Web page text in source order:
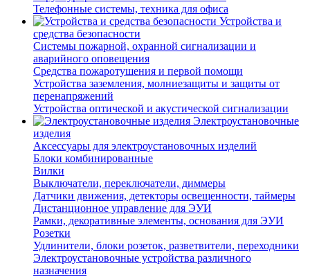
Телефонные системы, техника для офиса
Устройства и
средства безопасности
Системы пожарной, охранной сигнализации и
аварийного оповещения
Средства пожаротушения и первой помощи
Устройства заземления, молниезащиты и защиты от
перенапряжений
Устройства оптической и акустической сигнализации
Электроустановочные
изделия
Аксессуары для электроустановочных изделий
Блоки комбинированные
Вилки
Выключатели, переключатели, диммеры
Датчики движения, детекторы освещенности, таймеры
Дистанционное управление для ЭУИ
Рамки, декоративные элементы, основания для ЭУИ
Розетки
Удлинители, блоки розеток, разветвители, переходники
Электроустановочные устройства различного
назначения